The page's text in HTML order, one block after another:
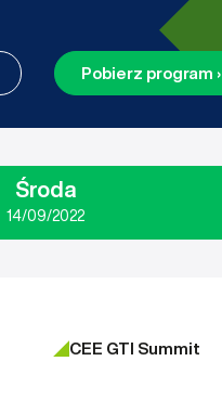
Pobierz program ›
Środa
14/09/2022
CEE GTI Summit